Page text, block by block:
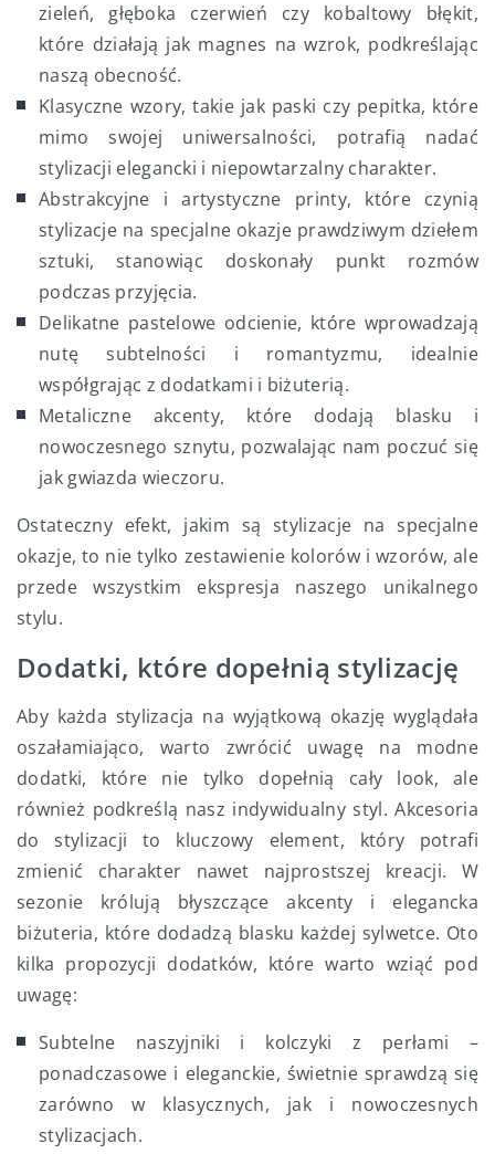
zieleń, głęboka czerwień czy kobaltowy błękit,
które działają jak magnes na wzrok, podkreślając
naszą obecność.
Klasyczne wzory, takie jak paski czy pepitka, które
mimo swojej uniwersalności, potrafią nadać
stylizacji elegancki i niepowtarzalny charakter.
Abstrakcyjne i artystyczne printy, które czynią
stylizacje na specjalne okazje prawdziwym dziełem
sztuki, stanowiąc doskonały punkt rozmów
podczas przyjęcia.
Delikatne pastelowe odcienie, które wprowadzają
nutę subtelności i romantyzmu, idealnie
współgrając z dodatkami i biżuterią.
Metaliczne akcenty, które dodają blasku i
nowoczesnego sznytu, pozwalając nam poczuć się
jak gwiazda wieczoru.
Ostateczny efekt, jakim są stylizacje na specjalne
okazje, to nie tylko zestawienie kolorów i wzorów, ale
przede wszystkim ekspresja naszego unikalnego
stylu.
Dodatki, które dopełnią stylizację
Aby każda stylizacja na wyjątkową okazję wyglądała
oszałamiająco, warto zwrócić uwagę na modne
dodatki, które nie tylko dopełnią cały look, ale
również podkreślą nasz indywidualny styl. Akcesoria
do stylizacji to kluczowy element, który potrafi
zmienić charakter nawet najprostszej kreacji. W
sezonie królują błyszczące akcenty i elegancka
biżuteria, które dodadzą blasku każdej sylwetce. Oto
kilka propozycji dodatków, które warto wziąć pod
uwagę:
Subtelne naszyjniki i kolczyki z perłami –
ponadczasowe i eleganckie, świetnie sprawdzą się
zarówno w klasycznych, jak i nowoczesnych
stylizacjach.